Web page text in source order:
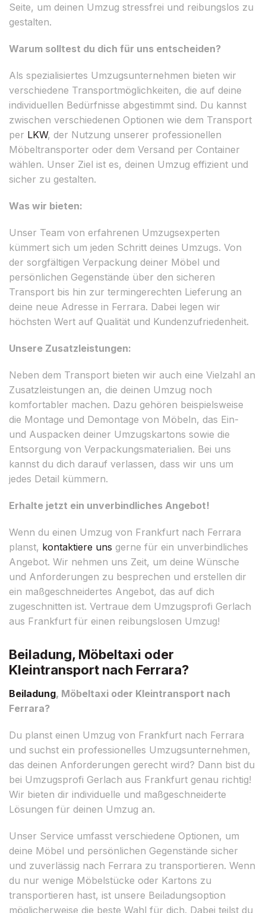
Seite, um deinen Umzug stressfrei und reibungslos zu
gestalten.
Warum solltest du dich für uns entscheiden?
Als spezialisiertes Umzugsunternehmen bieten wir
verschiedene Transportmöglichkeiten, die auf deine
individuellen Bedürfnisse abgestimmt sind. Du kannst
zwischen verschiedenen Optionen wie dem Transport
per LKW, der Nutzung unserer professionellen
Möbeltransporter oder dem Versand per Container
wählen. Unser Ziel ist es, deinen Umzug effizient und
sicher zu gestalten.
Was wir bieten:
Unser Team von erfahrenen Umzugsexperten
kümmert sich um jeden Schritt deines Umzugs. Von
der sorgfältigen Verpackung deiner Möbel und
persönlichen Gegenstände über den sicheren
Transport bis hin zur termingerechten Lieferung an
deine neue Adresse in Ferrara. Dabei legen wir
höchsten Wert auf Qualität und Kundenzufriedenheit.
Unsere Zusatzleistungen:
Neben dem Transport bieten wir auch eine Vielzahl an
Zusatzleistungen an, die deinen Umzug noch
komfortabler machen. Dazu gehören beispielsweise
die Montage und Demontage von Möbeln, das Ein-
und Auspacken deiner Umzugskartons sowie die
Entsorgung von Verpackungsmaterialien. Bei uns
kannst du dich darauf verlassen, dass wir uns um
jedes Detail kümmern.
Erhalte jetzt ein unverbindliches Angebot!
Wenn du einen Umzug von Frankfurt nach Ferrara
planst, kontaktiere uns gerne für ein unverbindliches
Angebot. Wir nehmen uns Zeit, um deine Wünsche
und Anforderungen zu besprechen und erstellen dir
ein maßgeschneidertes Angebot, das auf dich
zugeschnitten ist. Vertraue dem Umzugsprofi Gerlach
aus Frankfurt für einen reibungslosen Umzug!
Beiladung, Möbeltaxi oder
Kleintransport nach Ferrara?
Beiladung, Möbeltaxi oder Kleintransport nach
Ferrara?
Du planst einen Umzug von Frankfurt nach Ferrara
und suchst ein professionelles Umzugsunternehmen,
das deinen Anforderungen gerecht wird? Dann bist du
bei Umzugsprofi Gerlach aus Frankfurt genau richtig!
Wir bieten dir individuelle und maßgeschneiderte
Lösungen für deinen Umzug an.
Unser Service umfasst verschiedene Optionen, um
deine Möbel und persönlichen Gegenstände sicher
und zuverlässig nach Ferrara zu transportieren. Wenn
du nur wenige Möbelstücke oder Kartons zu
transportieren hast, ist unsere Beiladungsoption
möglicherweise die beste Wahl für dich. Dabei teilst du